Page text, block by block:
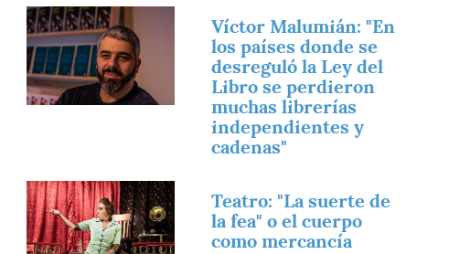
Imagen
Víctor Malumián: "En
los países donde se
desreguló la Ley del
Libro se perdieron
muchas librerías
independientes y
cadenas"
Imagen
Teatro: "La suerte de
la fea" o el cuerpo
como mercancía